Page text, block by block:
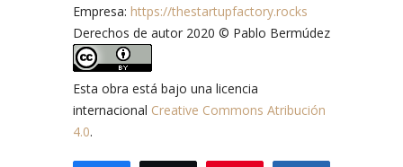
Empresa: https://thestartupfactory.rocks
Derechos de autor 2020 © Pablo Bermúdez
Esta obra está bajo una licencia
internacional Creative Commons Atribución
4.0.